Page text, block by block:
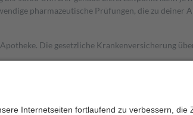
pharmazeutische Prüfungen, die zu
Die gesetzliche Krankenversicherung
je Verordnung.